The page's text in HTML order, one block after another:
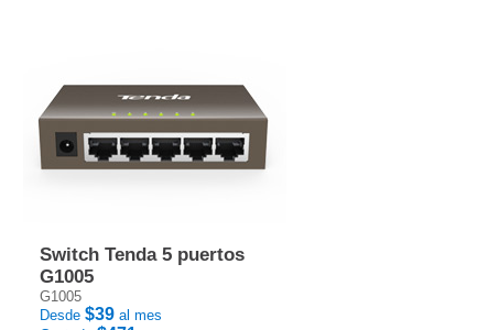
Switch Tenda 5 puertos
G1005
G1005
Desde $39 al mes